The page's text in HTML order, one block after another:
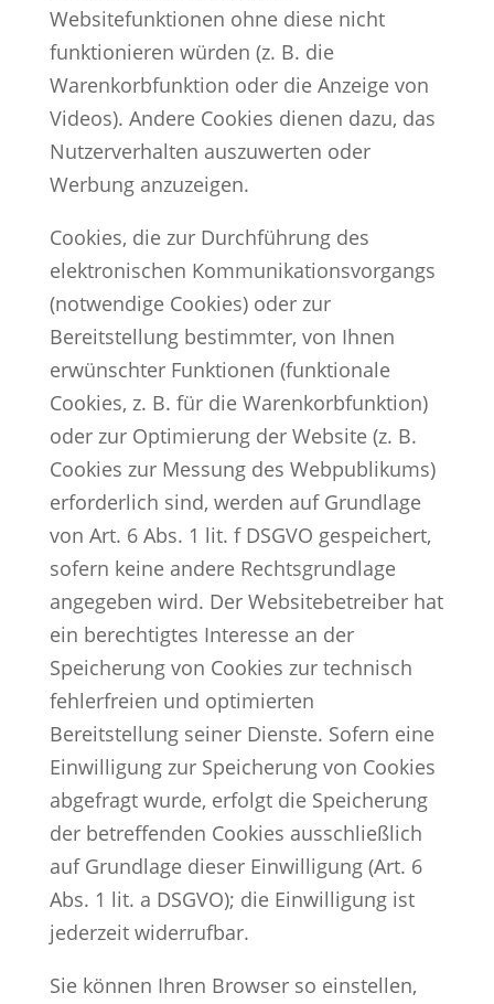
Websitefunktionen ohne diese nicht
funktionieren würden (z. B. die
Warenkorbfunktion oder die Anzeige von
Videos). Andere Cookies dienen dazu, das
Nutzerverhalten auszuwerten oder
Werbung anzuzeigen.
Cookies, die zur Durchführung des
elektronischen Kommunikationsvorgangs
(notwendige Cookies) oder zur
Bereitstellung bestimmter, von Ihnen
erwünschter Funktionen (funktionale
Cookies, z. B. für die Warenkorbfunktion)
oder zur Optimierung der Website (z. B.
Cookies zur Messung des Webpublikums)
erforderlich sind, werden auf Grundlage
von Art. 6 Abs. 1 lit. f DSGVO gespeichert,
sofern keine andere Rechtsgrundlage
angegeben wird. Der Websitebetreiber hat
ein berechtigtes Interesse an der
Speicherung von Cookies zur technisch
fehlerfreien und optimierten
Bereitstellung seiner Dienste. Sofern eine
Einwilligung zur Speicherung von Cookies
abgefragt wurde, erfolgt die Speicherung
der betreffenden Cookies ausschließlich
auf Grundlage dieser Einwilligung (Art. 6
Abs. 1 lit. a DSGVO); die Einwilligung ist
jederzeit widerrufbar.
Sie können Ihren Browser so einstellen,